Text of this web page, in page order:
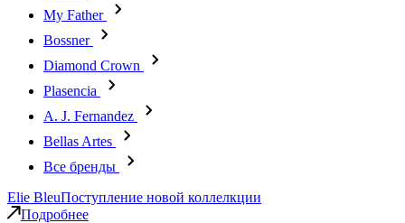
My Father
Bossner
Diamond Crown
Plasencia
A. J. Fernandez
Bellas Artes
Все бренды
Elie BleuПоступление новой коллелкции
Подробнее